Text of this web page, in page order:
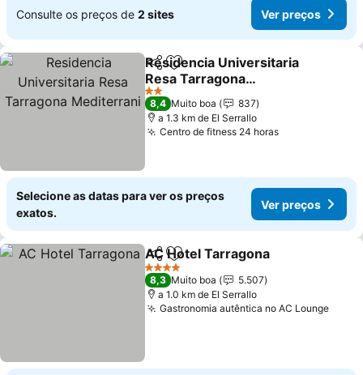
Consulte os preços de 2 sites Ver preços
PartilharAdicionar aos favoritos
Residencia Universitaria
Resa Tarragona
Mediterrani
Ver preços
2 Estrelas
8,4 Muito boa
837
a 1.3 km de El Serrallo
Centro de fitness 24 horasVer preços
Selecione as datas para ver os preços
exatos.
Ver preços
PartilharAdicionar aos favoritos
AC Hotel Tarragona
4 Estrelas
8,3 Muito boa
5.507
a 1.0 km de El Serrallo
Gastronomia autêntica no AC LoungeVer